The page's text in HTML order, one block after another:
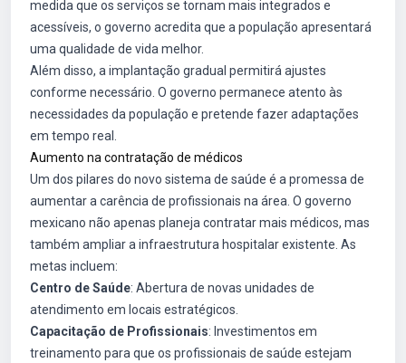
medida que os serviços se tornam mais integrados e
acessíveis, o governo acredita que a população apresentará
uma qualidade de vida melhor.
Além disso, a implantação gradual permitirá ajustes
conforme necessário. O governo permanece atento às
necessidades da população e pretende fazer adaptações
em tempo real.
Aumento na contratação de médicos
Um dos pilares do novo sistema de saúde é a promessa de
aumentar a carência de profissionais na área. O governo
mexicano não apenas planeja contratar mais médicos, mas
também ampliar a infraestrutura hospitalar existente. As
metas incluem:
Centro de Saúde: Abertura de novas unidades de
atendimento em locais estratégicos.
Capacitação de Profissionais: Investimentos em
treinamento para que os profissionais de saúde estejam